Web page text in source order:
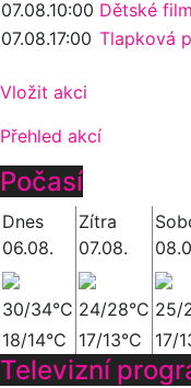
07.08.10:00 Dětské
07.08.17:00 Tlapková
Vložit akci
Přehled akcí
Počasí
Dnes
06.08.
Zítra
07.08.
30/34°C 24/28°C 25/
18/14°C
17/13°C 17/
Televizní